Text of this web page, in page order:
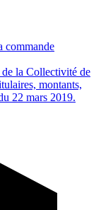
commande
de la Collectivité de
montants,
22 mars 2019.